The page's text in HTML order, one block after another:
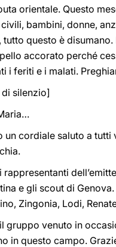
orientale. Questo
bambini, donne,
tutto questo è
accorato perché
i feriti e i malati.
silenzio]
un cordiale saluto a tutti
rappresentanti
e gli scout di
Zingonia, Lodi,
gruppo venuto in
in questo campo.